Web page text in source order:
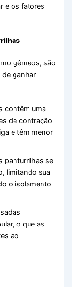
e os fatores
gêmeos, são
de ganhar
contêm uma
de contração
e têm menor
panturrilhas se
limitando sua
o isolamento
o que as
ao